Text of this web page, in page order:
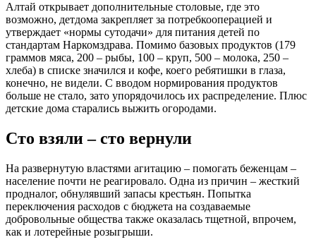
Алтай открывает дополнительные столовые, где это
возможно, детдома закрепляет за потребкооперацией и
утверждает «нормы сутодачи» для питания детей по
стандартам Наркомздрава. Помимо базовых продуктов (179
граммов мяса, 200 – рыбы, 100 – круп, 500 – молока, 250 –
хлеба) в списке значился и кофе, коего ребятишки в глаза,
конечно, не видели. С вводом нормирования продуктов
больше не стало, зато упорядочилось их распределение. Плюс
детские дома старались выжить огородами.
Сто взяли – сто вернули
На развернутую властями агитацию – помогать беженцам –
население почти не реагировало. Одна из причин – жесткий
продналог, обнулявший запасы крестьян. Попытка
переключения расходов с бюджета на создаваемые
добровольные общества также оказалась тщетной, впрочем,
как и лотерейные розыгрыши.